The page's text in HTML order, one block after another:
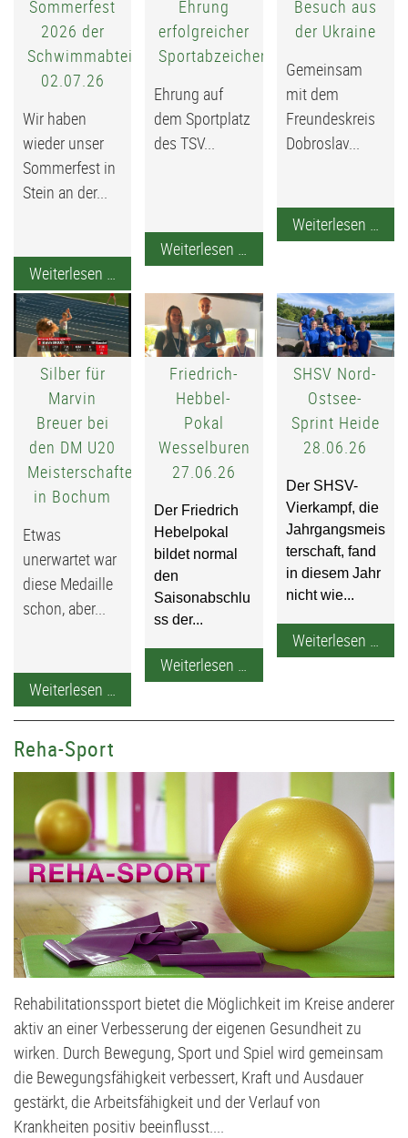
Sommerfest
2026 der
Schwimmabteilung
02.07.26
Wir haben
wieder unser
Sommerfest in
Stein an der...
Weiterlesen … Sommerfest
2026
der
Schwimmabteilung
02.07.26
Ehrung
erfolgreicher
Sportabzeichensammler
Ehrung auf
dem Sportplatz
des TSV...
Weiterlesen … Ehrung
erfolgreicher
Sportabzeichensammler
Besuch aus
der Ukraine
Gemeinsam
mit dem
Freundeskreis
Dobroslav...
Weiterlesen …
aus
Silber für
Marvin
Breuer bei
den DM U20
Meisterschaften
in Bochum
Etwas
unerwartet war
diese Medaille
schon, aber...
Weiterlesen …
Silber
für
den
DM
U20
Meisterschaften
in
Bochum
Friedrich-
Hebbel-
Pokal
Wesselburen
27.06.26
Der Friedrich
Hebelpokal
bildet normal
den
Saisonabschlu
ss der...
Weiterlesen …
Friedrich-
Hebbel-
SHSV Nord-
Ostsee-
Sprint Heide
28.06.26
Der SHSV-
Vierkampf, die
Jahrgangsmeis
terschaft, fand
in diesem Jahr
nicht wie...
Weiterlesen …
Reha-Sport
Rehabilitationssport bietet die Möglichkeit im Kreise anderer
aktiv an einer Verbesserung der eigenen Gesundheit zu
wirken. Durch Bewegung, Sport und Spiel wird gemeinsam
die Bewegungsfähigkeit verbessert, Kraft und Ausdauer
gestärkt, die Arbeitsfähigkeit und der Verlauf von
Krankheiten positiv beeinflusst....